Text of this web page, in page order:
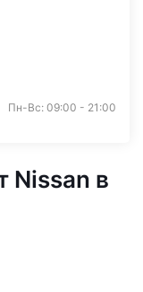
Пн-Вс: 09:00 - 21:00
Nissan в